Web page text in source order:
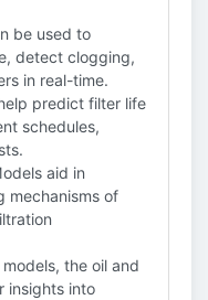
be used to
detect clogging,
in real-time.
predict filter life
schedules,
aid in
mechanisms of
the oil and
insights into